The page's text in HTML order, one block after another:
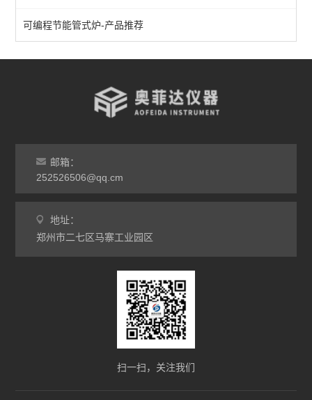
立式多温区管式炉
查看全部 >>
可编程节能管式炉-产品推荐
邮箱：
252526506@qq.cm
地址：
郑州市二七区马寨工业园区
扫一扫，关注我们